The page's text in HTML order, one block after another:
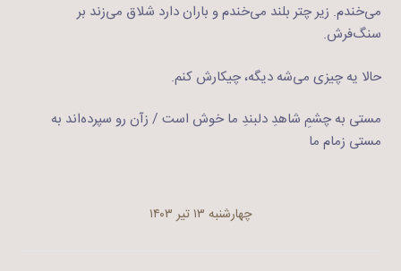
می‌خندم. زیر چتر بلند می‌خندم و باران دارد شلاق می‌زند بر
سنگ‌فرش.
حالا یه چیزی می‌شه دیگه، چیکارش کنم.
مستی به چشمِ شاهدِ دلبندِ ما خوش است / زآن رو سپرده‌اند به
مستی زمام ما
چهارشنبه ۱۳ تیر ۱۴۰۳